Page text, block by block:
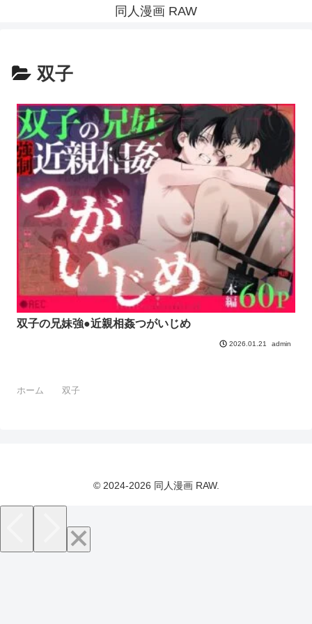
同人漫画 RAW
双子
双子の兄妹強●近親相姦つがいじめ
2026.01.21 admin
ホーム 双子
© 2024-2026 同人漫画 RAW.